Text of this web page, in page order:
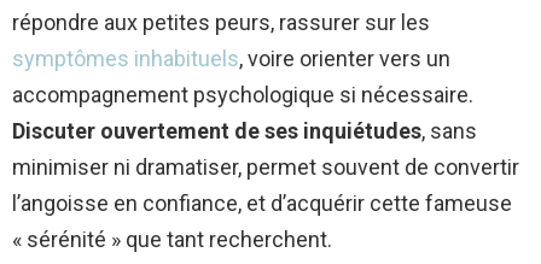
répondre aux petites peurs, rassurer sur les
symptômes inhabituels, voire orienter vers un
accompagnement psychologique si nécessaire.
Discuter ouvertement de ses inquiétudes, sans
minimiser ni dramatiser, permet souvent de convertir
l’angoisse en confiance, et d’acquérir cette fameuse
« sérénité » que tant recherchent.